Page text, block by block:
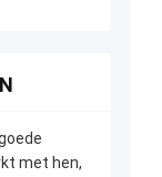
met hen,